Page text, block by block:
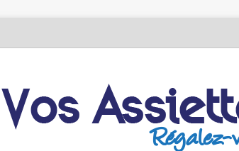
des Chefs” du 19 au 24 octobre 2026